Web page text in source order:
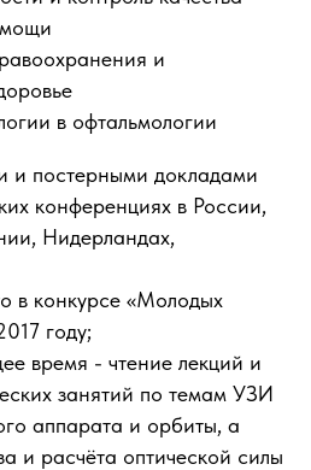
и
в офтальмологии
и постерными докладами
конференциях в России,
Нидерландах,
в конкурсе «Молодых
году;
время - чтение лекций и
занятий по темам УЗИ
аппарата и орбиты, а
и расчёта оптической силы